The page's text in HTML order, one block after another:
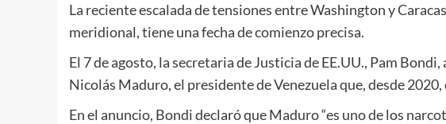
La reciente escalada de tensiones entre Washington y
meridional, tiene una fecha de comienzo precisa.
El 7 de agosto, la secretaria de Justicia de EE.UU., Pam Bondi,
Nicolás Maduro, el presidente de Venezuela que, desde
En el anuncio, Bondi declaró que Maduro “es uno de los